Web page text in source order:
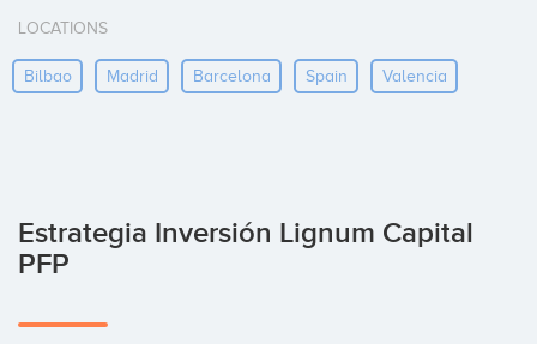
LOCATIONS
Bilbao Madrid Barcelona Spain Valencia
Estrategia Inversión Lignum Capital
PFP